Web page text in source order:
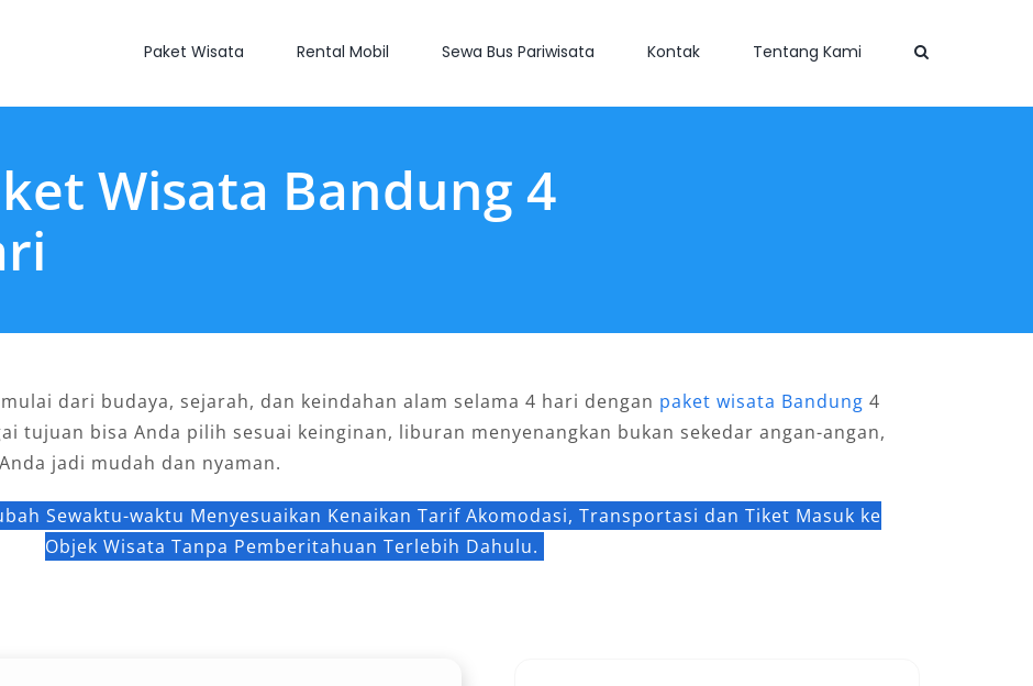
Paket Wisata Rental Mobil Sewa Bus Pariwisata Kontak Tentang Kami
Wisata Bandung 4
mulai dari budaya, sejarah, dan keindahan alam selama 4 hari dengan paket wisata Bandung 4
tujuan bisa Anda pilih sesuai keinginan, liburan menyenangkan bukan sekedar angan-angan,
jadi mudah dan nyaman.
Sewaktu-waktu Menyesuaikan Kenaikan Tarif Akomodasi, Transportasi dan Tiket Masuk ke
Objek Wisata Tanpa Pemberitahuan Terlebih Dahulu.